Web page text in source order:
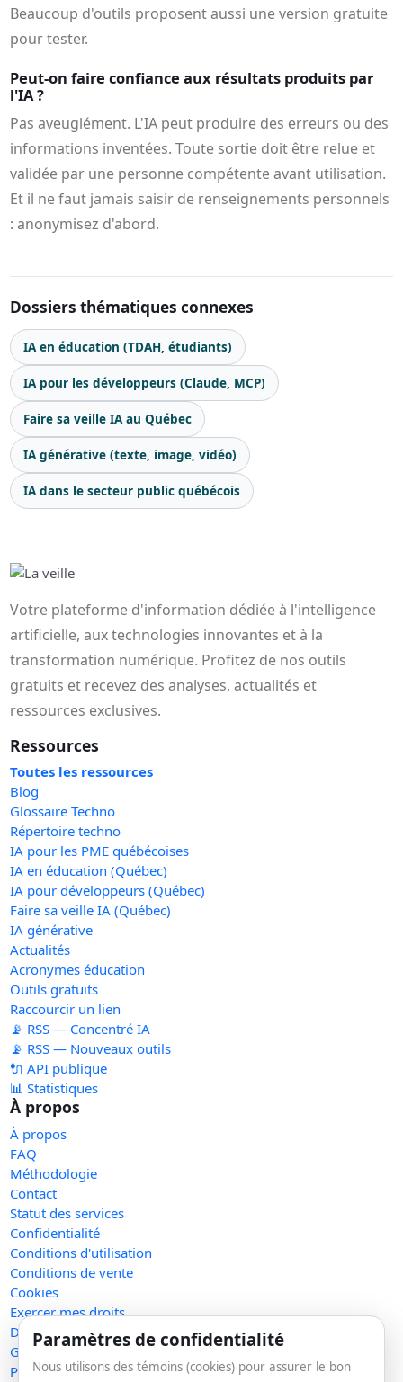
Beaucoup d'outils proposent aussi une version gratuite
pour tester.
Peut-on faire confiance aux résultats produits par
l'IA ?
Pas aveuglément. L'IA peut produire des erreurs ou des
informations inventées. Toute sortie doit être relue et
validée par une personne compétente avant utilisation.
Et il ne faut jamais saisir de renseignements personnels
: anonymisez d'abord.
Dossiers thématiques connexes
IA en éducation (TDAH, étudiants)
IA pour les développeurs (Claude, MCP)
Faire sa veille IA au Québec
IA générative (texte, image, vidéo)
IA dans le secteur public québécois
Votre plateforme d'information dédiée à l'intelligence
artificielle, aux technologies innovantes et à la
transformation numérique. Profitez de nos outils
gratuits et recevez des analyses, actualités et
ressources exclusives.
Ressources
Toutes les ressources
Blog
Glossaire Techno
Répertoire techno
IA pour les PME québécoises
IA en éducation (Québec)
IA pour développeurs (Québec)
Faire sa veille IA (Québec)
IA générative
Actualités
Acronymes éducation
Outils gratuits
Raccourcir un lien
📡 RSS — Concentré IA
📡 RSS — Nouveaux outils
🔌 API publique
📊 Statistiques
À propos
À propos
FAQ
Méthodologie
Contact
Statut des services
Confidentialité
Conditions d'utilisation
Conditions de vente
Cookies
Exercer mes droits
Demande de retrait
Gérer les témoins
Plan du site
Paramètres de confidentialité
Nous utilisons des témoins (cookies) pour assurer le bon